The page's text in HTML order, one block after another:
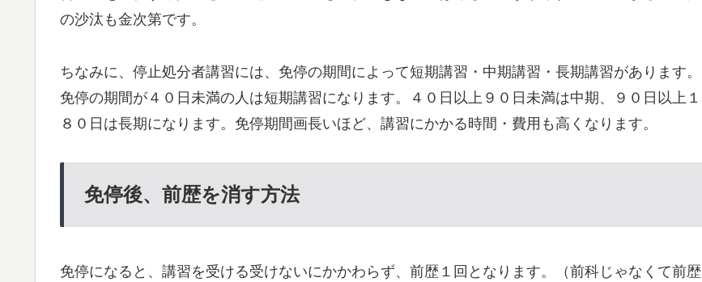
の沙汰も金次第です。
ちなみに、停止処分者講習には、免停の期間によって短期講習・中期講習・長期講習があります。
免停の期間が４０日未満の人は短期講習になります。４０日以上９０日未満は中期、９０日以上１
８０日は長期になります。免停期間画長いほど、講習にかかる時間・費用も高くなります。
免停後、前歴を消す方法
免停になると、講習を受ける受けないにかかわらず、前歴１回となります。（前科じゃなくて前歴